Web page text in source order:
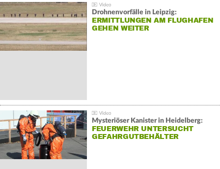
Drohnenvorfälle in Leipzig:
ERMITTLUNGEN AM FLUGHAFEN
GEHEN WEITER
Mysteriöser Kanister in Heidelberg:
FEUERWEHR UNTERSUCHT
GEFAHRGUTBEHÄLTER